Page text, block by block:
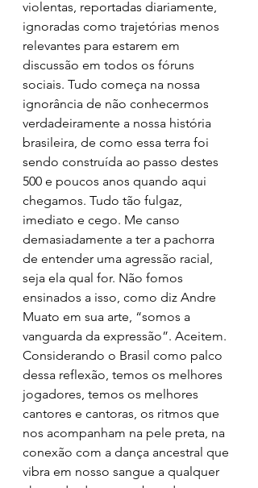
violentas, reportadas diariamente,
ignoradas como trajetórias menos
relevantes para estarem em
discussão em todos os fóruns
sociais. Tudo começa na nossa
ignorância de não conhecermos
verdadeiramente a nossa história
brasileira, de como essa terra foi
sendo construída ao passo destes
500 e poucos anos quando aqui
chegamos. Tudo tão fulgaz,
imediato e cego. Me canso
demasiadamente a ter a pachorra
de entender uma agressão racial,
seja ela qual for. Não fomos
ensinados a isso, como diz Andre
Muato em sua arte, “somos a
vanguarda da expressão”. Aceitem.
Considerando o Brasil como palco
dessa reflexão, temos os melhores
jogadores, temos os melhores
cantores e cantoras, os ritmos que
nos acompanham na pele preta, na
conexão com a dança ancestral que
vibra em nosso sangue a qualquer